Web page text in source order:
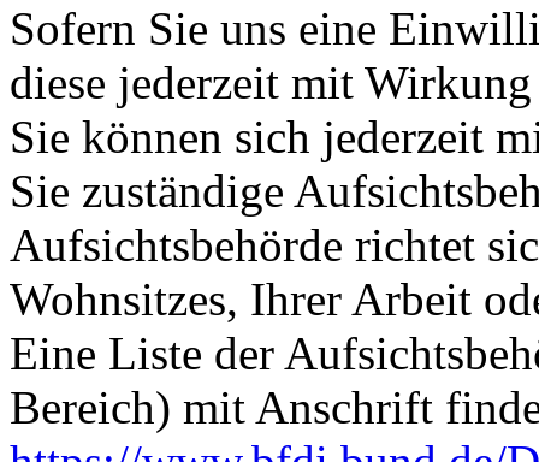
Sofern Sie uns eine
diese jederzeit mit
Sie können sich jederzeit
Sie zuständige
Aufsichtsbehörde richtet
Wohnsitzes, Ihrer Arbeit
Eine Liste der
Bereich) mit Anschrift